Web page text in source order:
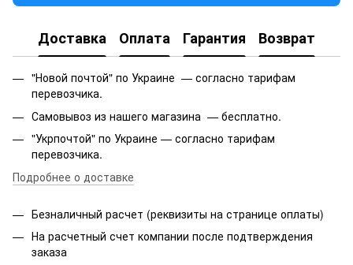
Доставка Оплата Гарантия Возврат
"Новой почтой" по Украине — согласно тарифам
перевозчика.
Самовывоз из нашего магазина — бесплатно.
"Укрпочтой" по Украине — согласно тарифам
перевозчика.
Подробнее о доставке
Безналичный расчет (реквизиты на странице оплаты)
На расчетный счет компании после подтверждения
заказа